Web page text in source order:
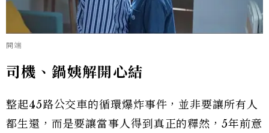
開端
司機、鍋姨解開心結
整起45路公交車的循環爆炸事件，並非要讓所有人
都生還，而是要讓當事人得到真正的釋然，5年前意